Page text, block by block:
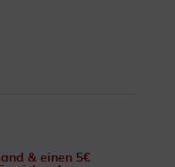
& einen 5€